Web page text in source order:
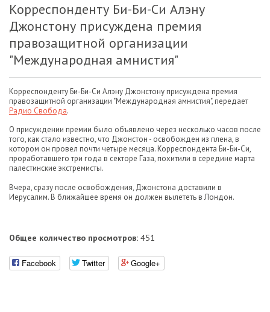
Корреспонденту Би-Би-Си Алэну
Джонстону присуждена премия
правозащитной организации
"Международная амнистия"
Корреспонденту Би-Би-Си Алэну Джонстону присуждена премия
правозащитной организации "Международная амнистия", передает
Радио Свобода.
О присуждении премии было объявлено через несколько часов после
того, как стало известно, что Джонстон - освобожден из плена, в
котором он провел почти четыре месяца. Корреспондента Би-Би-Си,
проработавшего три года в секторе Газа, похитили в середине марта
палестинские экстремисты.
Вчера, сразу после освобождения, Джонстона доставили в
Иерусалим. В ближайшее время он должен вылететь в Лондон.
Общее количество просмотров: 451
Facebook Twitter Google+